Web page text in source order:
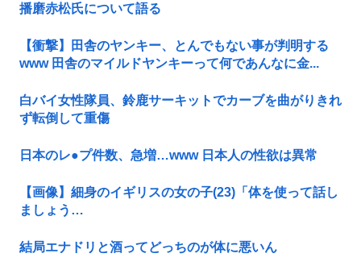
播磨赤松氏について語る
【衝撃】田舎のヤンキー、とんでもない事が判明する
www 田舎のマイルドヤンキーって何であんなに金...
白バイ女性隊員、鈴鹿サーキットでカーブを曲がりきれ
ず転倒して重傷
日本のレ●プ件数、急増…www 日本人の性欲は異常
【画像】細身のイギリスの女の子(23)「体を使って話し
ましょう…
結局エナドリと酒ってどっちのが体に悪いん